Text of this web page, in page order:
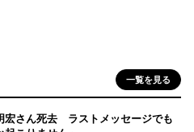
一覧を見る
宏さん死去 ラストメッセージでも